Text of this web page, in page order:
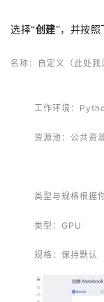
选择“创建”，并按照
名称：自定义（此处
工作环境：
资源池：公共资
类型与规格根据
类型：GPU
规格：保持默认